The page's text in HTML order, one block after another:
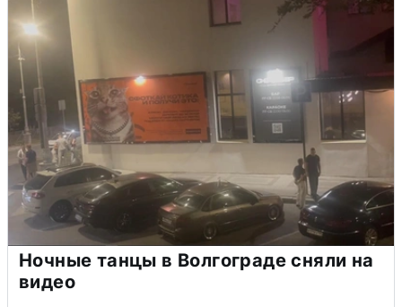
Ночные танцы в Волгограде сняли на
видео